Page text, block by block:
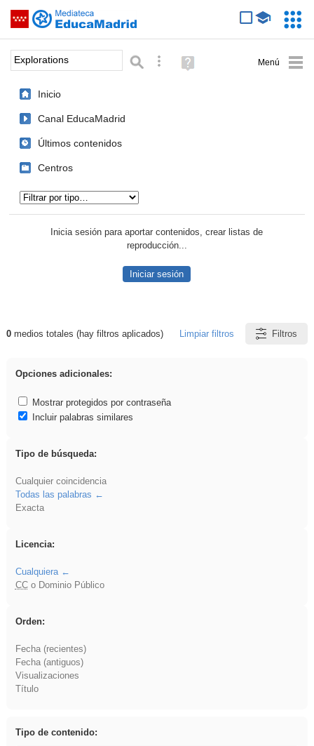
Saltar navegación
Palabra o frase: Búsqueda avanzada
Ayuda
(en
Inicio
Canal EducaMadrid
Últimos contenidos
Centros
Inicia sesión para aportar contenidos, crear listas de
reproducción...
Iniciar sesión
Resultados de: Explorations
0medios totales (hay filtros aplicados) Limpiar filtros Filtros
Opciones adicionales:
Mostrar protegidos por contraseña
Incluir palabras similares
Tipo de búsqueda:
Cualquier coincidencia
Todas las palabras
Exacta
Licencia:
Cualquiera
CCo Dominio Público
Orden:
Fecha (recientes)
Fecha (antiguos)
Visualizaciones
Título
Tipo de contenido: